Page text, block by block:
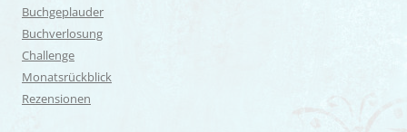
Buchgeplauder
Buchverlosung
Challenge
Monatsrückblick
Rezensionen